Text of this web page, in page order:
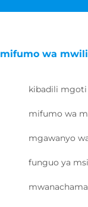
mifumo wa mwili
kibadili mgoti
mifumo wa
mgawanyo
funguo ya